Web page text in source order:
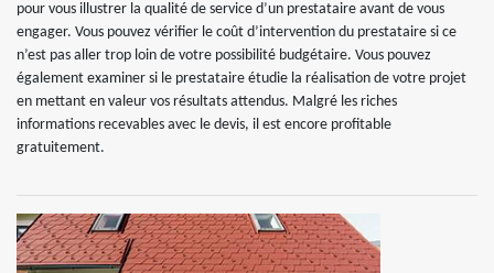
pour vous illustrer la qualité de service d’un prestataire avant de vous
engager. Vous pouvez vérifier le coût d’intervention du prestataire si ce
n’est pas aller trop loin de votre possibilité budgétaire. Vous pouvez
également examiner si le prestataire étudie la réalisation de votre projet
en mettant en valeur vos résultats attendus. Malgré les riches
informations recevables avec le devis, il est encore profitable
gratuitement.